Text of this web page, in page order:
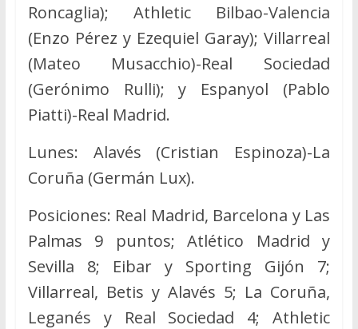
Roncaglia); Athletic Bilbao-Valencia
(Enzo Pérez y Ezequiel Garay); Villarreal
(Mateo Musacchio)-Real Sociedad
(Gerónimo Rulli); y Espanyol (Pablo
Piatti)-Real Madrid.
Lunes: Alavés (Cristian Espinoza)-La
Coruña (Germán Lux).
Posiciones: Real Madrid, Barcelona y Las
Palmas 9 puntos; Atlético Madrid y
Sevilla 8; Eibar y Sporting Gijón 7;
Villarreal, Betis y Alavés 5; La Coruña,
Leganés y Real Sociedad 4; Athletic